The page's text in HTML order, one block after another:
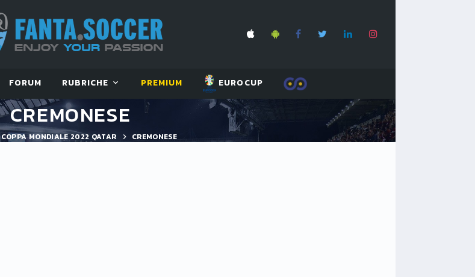
FORUM RUBRICHE PREMIUM EUROCUP
CREMONESE
COPPA MONDIALE 2022 QATAR CREMONESE